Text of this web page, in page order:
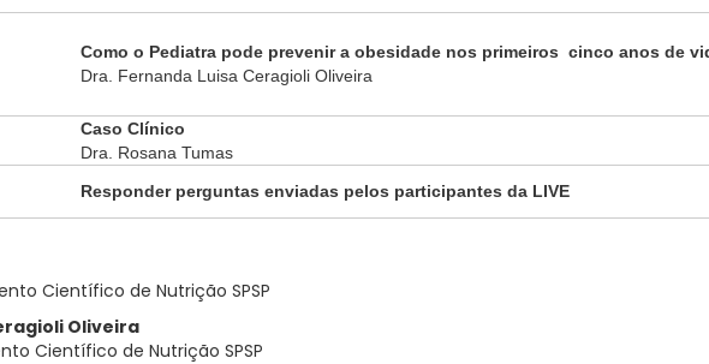
Como o Pediatra pode prevenir a obesidade nos primeiros cinco anos de
Dra. Fernanda Luisa Ceragioli Oliveira
Caso Clínico
Dra. Rosana Tumas
Responder perguntas enviadas pelos participantes da LIVE
Científico de Nutrição SPSP
Oliveira
Científico de Nutrição SPSP